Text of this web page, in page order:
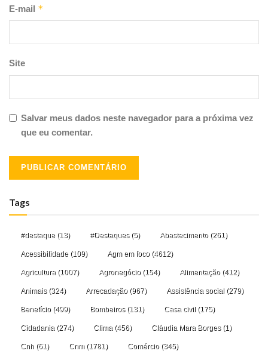
E-mail *
Site
Salvar meus dados neste navegador para a próxima vez
que eu comentar.
Tags
#destaque (13) #Destaques(5) Abastecimento(261)
Acessibilidade (109) Agm em foco(4612)
Agricultura (1007) Agronegócio(154) Alimentação(412)
Animais(324) Arrecadação(967) Assistência social (279)
Benefício(499) Bombeiros(131) Casa civil (175)
Cidadania (274) Clima (456) Cláudia Mara Borges(1)
Cnh (61) Cnm(1781) Comércio(345)